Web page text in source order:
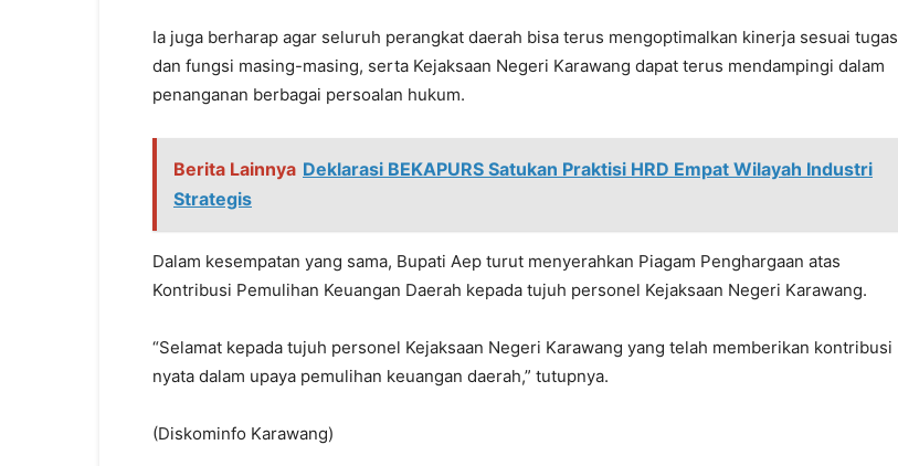
Ia juga berharap agar seluruh perangkat daerah bisa terus mengoptimalkan kinerja sesuai tugas
dan fungsi masing-masing, serta Kejaksaan Negeri Karawang dapat terus mendampingi dalam
penanganan berbagai persoalan hukum.
Berita Lainnya Deklarasi BEKAPURS Satukan Praktisi HRD Empat Wilayah Industri
Strategis
Dalam kesempatan yang sama, Bupati Aep turut menyerahkan Piagam Penghargaan atas
Kontribusi Pemulihan Keuangan Daerah kepada tujuh personel Kejaksaan Negeri Karawang.
“Selamat kepada tujuh personel Kejaksaan Negeri Karawang yang telah memberikan kontribusi
nyata dalam upaya pemulihan keuangan daerah,” tutupnya.
(Diskominfo Karawang)